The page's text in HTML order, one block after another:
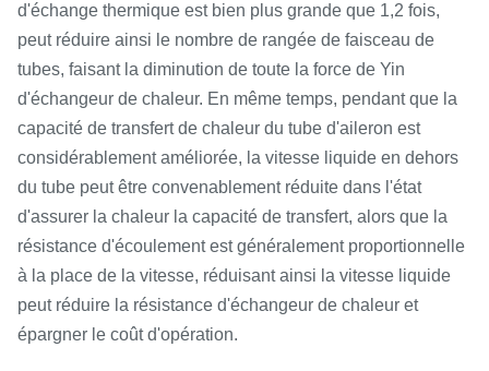
d'échange thermique est bien plus grande que 1,2 fois,
peut réduire ainsi le nombre de rangée de faisceau de
tubes, faisant la diminution de toute la force de Yin
d'échangeur de chaleur. En même temps, pendant que la
capacité de transfert de chaleur du tube d'aileron est
considérablement améliorée, la vitesse liquide en dehors
du tube peut être convenablement réduite dans l'état
d'assurer la chaleur la capacité de transfert, alors que la
résistance d'écoulement est généralement proportionnelle
à la place de la vitesse, réduisant ainsi la vitesse liquide
peut réduire la résistance d'échangeur de chaleur et
épargner le coût d'opération.